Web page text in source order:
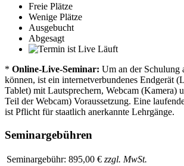
Freie Plätze
Wenige Plätze
Ausgebucht
Abgesagt
Läuft
* Online-Live-Seminar: Um an der Schulung
können, ist ein internetverbundenes Endgerät
Tablet) mit Lautsprechern, Webcam (Kamera)
Teil der Webcam) Voraussetzung. Eine
ist Pflicht für staatlich anerkannte Lehrgänge.
Seminargebühren
Seminargebühr: 895,00 € zzgl. MwSt.